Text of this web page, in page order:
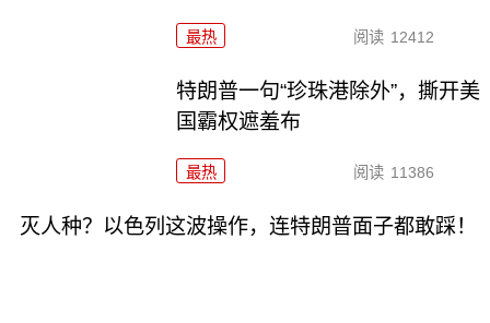
最热 阅读 12412
特朗普一句“珍珠港除外”，撕开美
国霸权遮羞布
最热 阅读 11386
灭人种？以色列这波操作，连特朗普面子都敢踩！